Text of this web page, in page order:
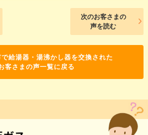
次のお客さまの
声を読む
給湯器・湯沸かし器を交換された
客さまの声一覧に戻る